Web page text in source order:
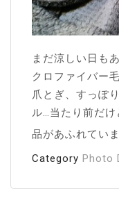
まだ涼しい日も
クロファイバー
爪とぎ、すっぽ
ル…当たり前だ
品があふれてい
Category Photo